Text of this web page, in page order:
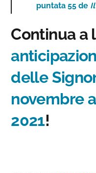
puntata 55 de
Continua a
delle
novembre
2021!